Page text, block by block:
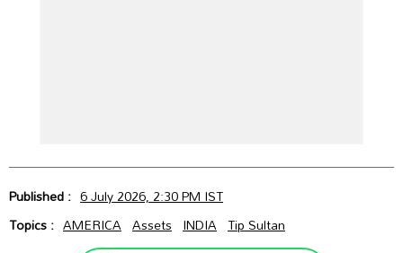
Published : 6 July 2026, 2:30 PM IST
Topics : AMERICA Assets INDIA Tip Sultan